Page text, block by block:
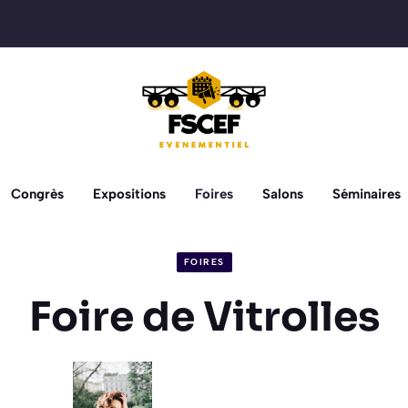
Congrès Expositions Foires Salons Séminaires
FOIRES
Foire de Vitrolles